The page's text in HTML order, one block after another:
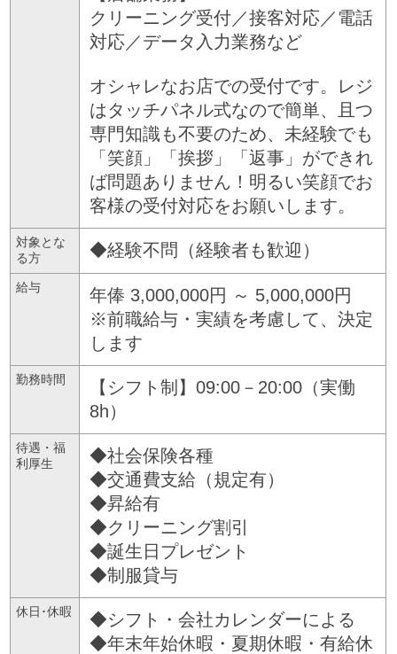
クリーニング受付／接客対応／電話
対応／データ入力業務など
オシャレなお店での受付です。レジ
はタッチパネル式なので簡単、且つ
専門知識も不要のため、未経験でも
「笑顔」「挨拶」「返事」ができれ
ば問題ありません！明るい笑顔でお
客様の受付対応をお願いします。
対象とな
る方
◆経験不問（経験者も歓迎）
給与
年俸 3,000,000円 ～ 5,000,000円
※前職給与・実績を考慮して、決定
します
勤務時間
【シフト制】09:00－20:00（実働
8h）
待遇・福
利厚生
◆社会保険各種
◆交通費支給（規定有）
◆昇給有
◆クリーニング割引
◆誕生日プレゼント
◆制服貸与
休日･休暇
◆シフト・会社カレンダーによる
◆年末年始休暇・夏期休暇・有給休